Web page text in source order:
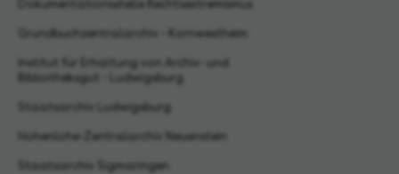
Dokumentationsstelle Rechtsextremismus
Grundbuchzentralarchiv - Kornwestheim
Institut für Erhaltung von Archiv- und
Bibliotheksgut - Ludwigsburg
Staatsarchiv Ludwigsburg
Hohenlohe-Zentralarchiv Neuenstein
Staatsarchiv Sigmaringen